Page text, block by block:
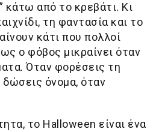
κάτω από το κρεβάτι. Κι
τη φαντασία και το
κάτι που πολλοί
ο φόβος μικραίνει όταν
Όταν φορέσεις τη
όνομα, όταν
το Halloween είναι ένα